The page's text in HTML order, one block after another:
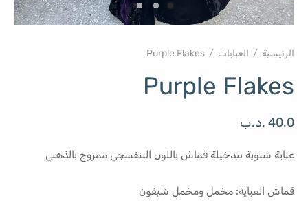
الرئيسية / العبايات /
Purple Flakes
40.0 .د.ب
عباية شنوية بتدخيلة قماش باللون البنفسجي ممزوج بالذهبي
قماش العباية: مخمل ومخمل شيفون